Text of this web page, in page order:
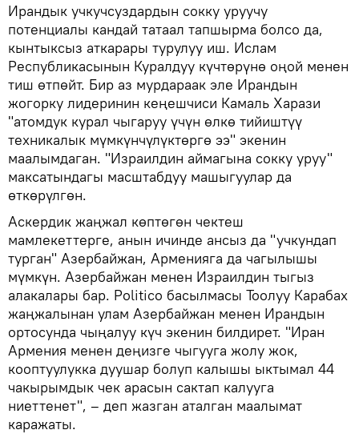
Ирандык учкучсуздардын сокку уруучу
потенциалы кандай татаал тапшырма болсо да,
кынтыксыз аткарары турулуу иш. Ислам
Республикасынын Куралдуу күчтөрүнө оңой менен
тиш өтпөйт. Бир аз мурдараак эле Ирандын
жогорку лидеринин кеңешчиси Камаль Харази
"атомдук курал чыгаруу үчүн өлкө тийиштүү
техникалык мүмкүнчүлүктөргө ээ" экенин
маалымдаган. "Израилдин аймагына сокку уруу"
максатындагы масштабдуу машыгуулар да
өткөрүлгөн.
Аскердик жаңжал көптөгөн чектеш
мамлекеттерге, анын ичинде ансыз да "учкундап
турган" Азербайжан, Арменияга да чагылышы
мүмкүн. Азербайжан менен Израилдин тыгыз
алакалары бар. Politico басылмасы Тоолуу Карабах
жаңжалынан улам Азербайжан менен Ирандын
ортосунда чыңалуу күч экенин билдирет. "Иран
Армения менен деңизге чыгууга жолу жок,
кооптуулукка дуушар болуп калышы ыктымал 44
чакырымдык чек арасын сактап калууга
ниеттенет", – деп жазган аталган маалымат
каражаты.